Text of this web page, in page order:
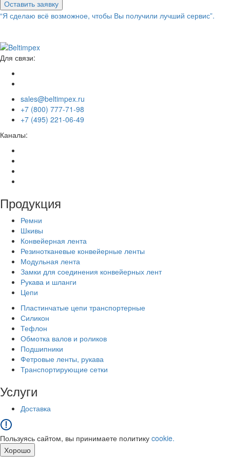
Оставить заявку
“Я сделаю всё возможное, чтобы Вы получили лучший сервис”.
Для связи:
sales@beltimpex.ru
+7 (800) 777-71-98
+7 (495) 221-06-49
Каналы:
Продукция
Ремни
Шкивы
Конвейерная лента
Резинотканевые конвейерные ленты
Модульная лента
Замки для соединения конвейерных лент
Рукава и шланги
Цепи
Пластинчатые цепи транспортерные
Силикон
Тефлон
Обмотка валов и роликов
Подшипники
Фетровые ленты, рукава
Транспортирующие сетки
Услуги
Доставка
Пользуясь сайтом, вы принимаете политику cookie.
Хорошо